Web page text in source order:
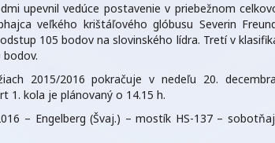
upevnil vedúce postavenie v priebežnom
veľkého krištáľového glóbusu Severin
105 bodov na slovinského lídra. Tretí v
2015/2016 pokračuje v nedeľu 20.
1. kola je plánovaný o 14.15 h.
– Engelberg (Švaj.) – mostík HS-137 –